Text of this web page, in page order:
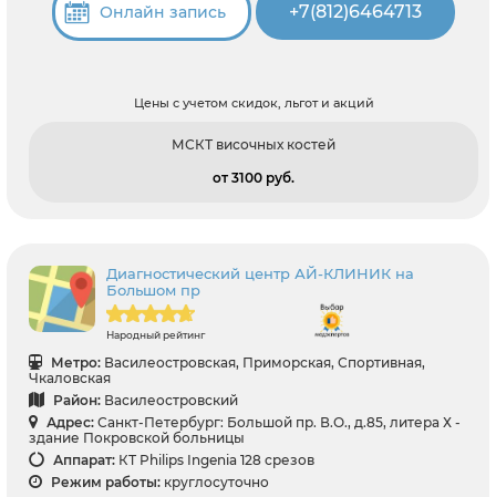
Онлайн запись +7(812)6464713
Цены с учетом скидок, льгот и акций
МСКТ височных костей
от 3100 pуб.
Диагностический центр АЙ-КЛИНИК на
Большом пр
Народный рейтинг
Метро: Василеостровская, Приморская, Спортивная,
Чкаловская
Район: Василеостровский
Адрес: Санкт-Петербург: Большой пр. В.О., д.85, литера Х -
здание Покровской больницы
Аппарат: КТ Philips Ingenia 128 срезов
Режим работы: круглосуточно